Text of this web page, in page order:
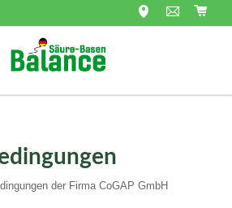
der Firma CoGAP GmbH